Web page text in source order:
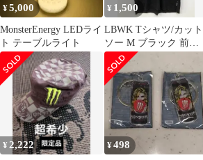
¥5,000
MonsterEnergy LEDライ
ト テーブルライト
¥ 1,500
LBWK Tシャツ/カット
ソー M ブラック 前面
プリント バックプリン
ト ブランドロゴ ミドル
丈 半袖 クルーネック
(丸首) メンズ レディー
ス
¥ 2,222 ¥498